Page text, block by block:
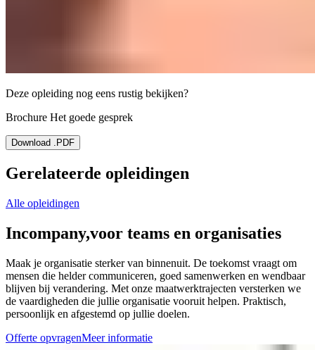
Deze opleiding nog eens rustig bekijken?
Brochure Het goede gesprek
Download .PDF
Gerelateerde opleidingen
Alle opleidingen
Incompany,voor teams en organisaties
Maak je organisatie sterker van binnenuit. De toekomst vraagt om
mensen die helder communiceren, goed samenwerken en wendbaar
blijven bij verandering. Met onze maatwerktrajecten versterken we
de vaardigheden die jullie organisatie vooruit helpen. Praktisch,
persoonlijk en afgestemd op jullie doelen.
Offerte opvragenMeer informatie